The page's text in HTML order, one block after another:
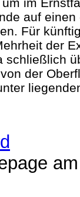
auf einen
Für
der
schließlich
der